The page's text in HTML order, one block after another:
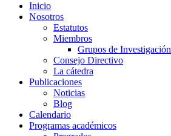
Inicio
Nosotros
Estatutos
Miembros
Grupos de Investigación
Consejo Directivo
La cátedra
Publicaciones
Noticias
Blog
Calendario
Programas académicos